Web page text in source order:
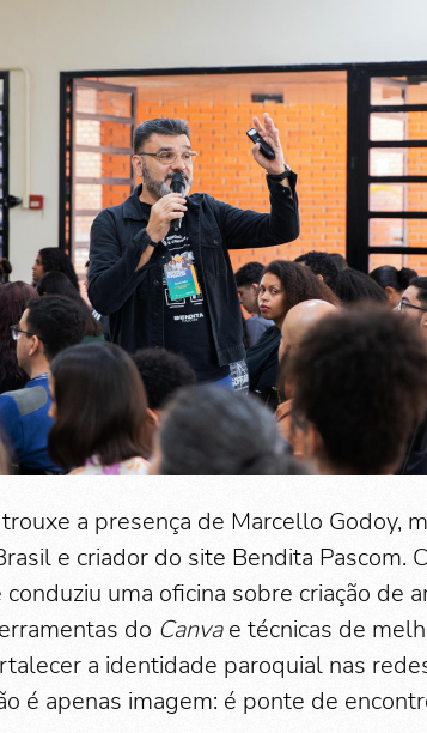
a presença de Marcello Godoy,
e criador do site Bendita Pascom.
uma oficina sobre criação de
do Canvae técnicas de
a identidade paroquial nas
é apenas imagem: é ponte de